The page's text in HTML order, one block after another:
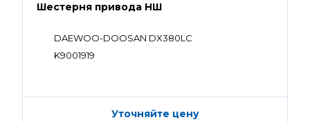
Шестерня привода НШ
DAEWOO-DOOSAN DX380LC
K9001919
Уточняйте цену